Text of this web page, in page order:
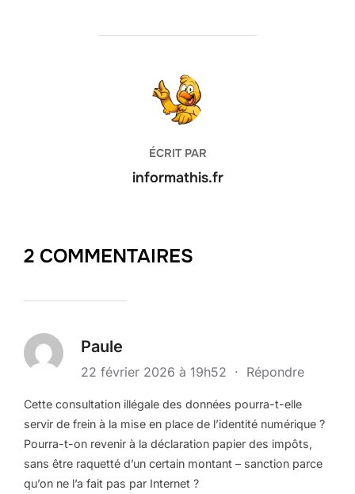
AUTEUR DE LA PUBLICATION
ÉCRIT PAR
informathis.fr
2 COMMENTAIRES
Paule
22 février 2026 à 19h52 · Répondre
Cette consultation illégale des données pourra-t-elle
servir de frein à la mise en place de l’identité numérique ?
Pourra-t-on revenir à la déclaration papier des impôts,
sans être raquetté d’un certain montant – sanction parce
qu’on ne l’a fait pas par Internet ?